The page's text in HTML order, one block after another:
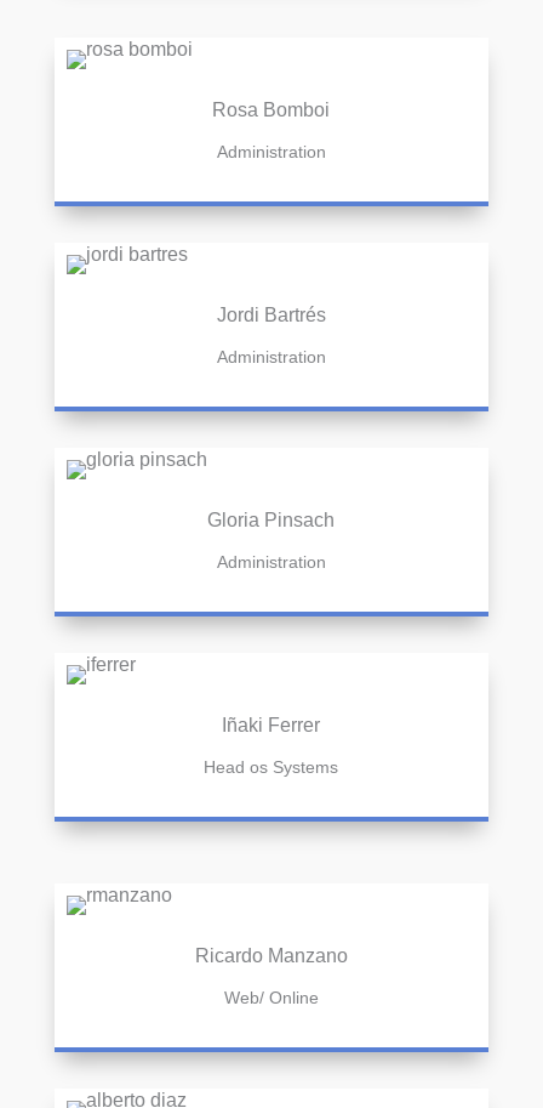
Rosa Bomboi
Administration
Jordi Bartrés
Administration
Gloria Pinsach
Administration
Iñaki Ferrer
Head os Systems
Ricardo Manzano
Web/ Online